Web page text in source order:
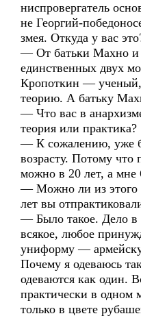
ниспровергатель
не Георгий-
змея. Откуда у вас
— От батьки Махно и
единственных двух
Кропоткин —
теорию. А батьку
— Что вас в
теория или практика?
— К сожалению, уже
возрасту. Потому что
можно в 20 лет, а мне
— Можно ли из этого
лет вы
— Было такое. Дело в
всякое, любое
униформу —
Почему я одеваюсь
одеваются как один.
практически в одном
только в цвете